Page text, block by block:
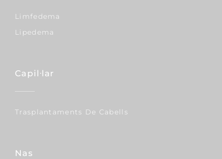
Limfedema
Lipedema
Capil·lar
Trasplantaments De Cabells
Nas